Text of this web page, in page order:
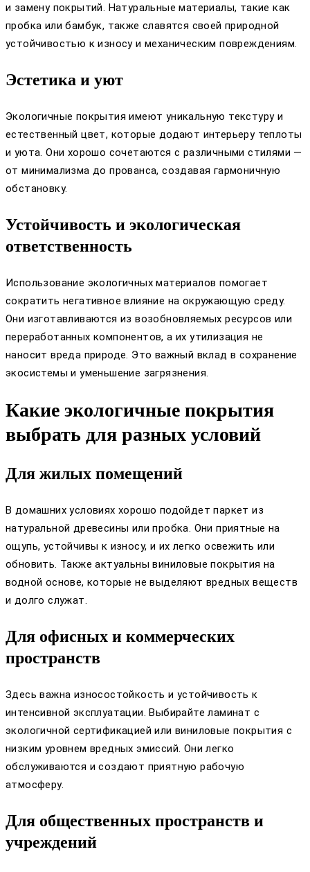
и замену покрытий. Натуральные материалы, такие как
пробка или бамбук, также славятся своей природной
устойчивостью к износу и механическим повреждениям.
Эстетика и уют
Экологичные покрытия имеют уникальную текстуру и
естественный цвет, которые додают интерьеру теплоты
и уюта. Они хорошо сочетаются с различными стилями —
от минимализма до прованса, создавая гармоничную
обстановку.
Устойчивость и экологическая
ответственность
Использование экологичных материалов помогает
сократить негативное влияние на окружающую среду.
Они изготавливаются из возобновляемых ресурсов или
переработанных компонентов, а их утилизация не
наносит вреда природе. Это важный вклад в сохранение
экосистемы и уменьшение загрязнения.
Какие экологичные покрытия
выбрать для разных условий
Для жилых помещений
В домашних условиях хорошо подойдет паркет из
натуральной древесины или пробка. Они приятные на
ощупь, устойчивы к износу, и их легко освежить или
обновить. Также актуальны виниловые покрытия на
водной основе, которые не выделяют вредных веществ
и долго служат.
Для офисных и коммерческих
пространств
Здесь важна износостойкость и устойчивость к
интенсивной эксплуатации. Выбирайте ламинат с
экологичной сертификацией или виниловые покрытия с
низким уровнем вредных эмиссий. Они легко
обслуживаются и создают приятную рабочую
атмосферу.
Для общественных пространств и
учреждений